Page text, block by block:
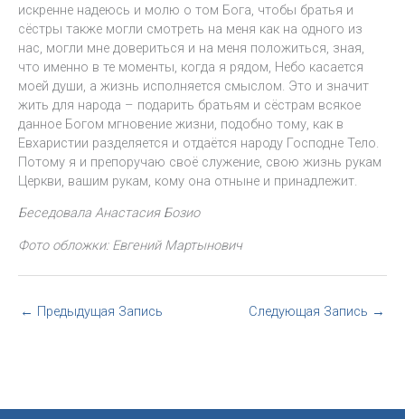
искренне надеюсь и молю о том Бога, чтобы братья и
сёстры также могли смотреть на меня как на одного из
нас, могли мне довериться и на меня положиться, зная,
что именно в те моменты, когда я рядом, Небо касается
моей души, а жизнь исполняется смыслом. Это и значит
жить для народа – подарить братьям и сёстрам всякое
данное Богом мгновение жизни, подобно тому, как в
Евхаристии разделяется и отдаётся народу Господне Тело.
Потому я и препоручаю своё служение, свою жизнь рукам
Церкви, вашим рукам, кому она отныне и принадлежит.
Беседовала Анастасия Бозио
Фото обложки: Евгений Мартынович
← Предыдущая Запись Следующая Запись →